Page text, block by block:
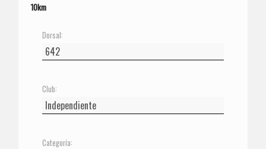
10km
Dorsal:
Club:
Categoría: